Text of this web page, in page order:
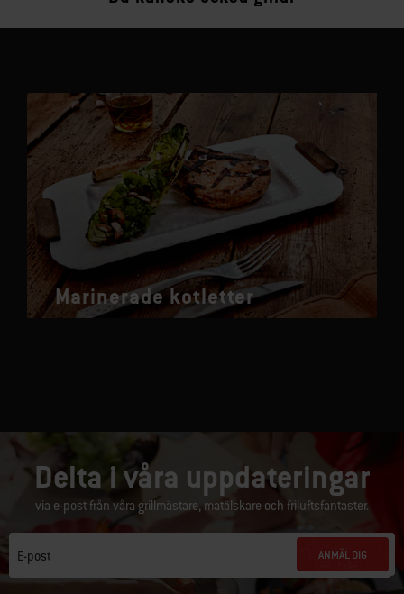
Marinerade kotletter
Delta i våra uppdateringar
via e-post från våra grillmästare, matälskare och friluftsfantaster.
E-post ANMÄL DIG